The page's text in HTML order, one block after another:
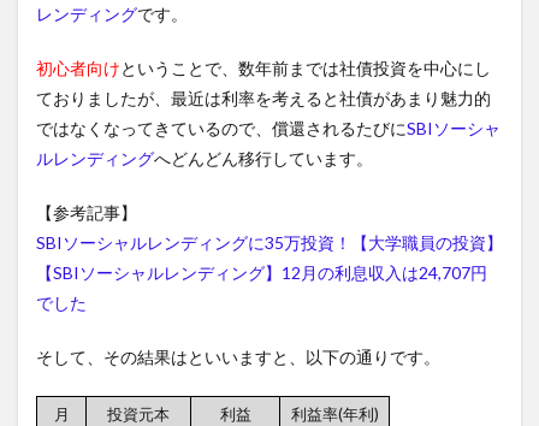
レンディングです。
初心者向けということで、数年前までは社債投資を中心にし
ておりましたが、最近は利率を考えると社債があまり魅力的
ではなくなってきているので、償還されるたびにSBIソーシャ
ルレンディングへどんどん移行しています。
【参考記事】
SBIソーシャルレンディングに35万投資！【大学職員の投資】
【SBIソーシャルレンディング】12月の利息収入は24,707円
でした
そして、その結果はといいますと、以下の通りです。
月 投資元本 利益
利益率(年利)